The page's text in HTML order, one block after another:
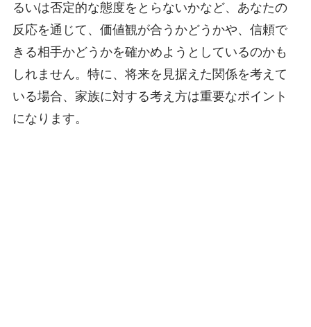
るいは否定的な態度をとらないかなど、あなたの
反応を通じて、価値観が合うかどうかや、信頼で
きる相手かどうかを確かめようとしているのかも
しれません。特に、将来を見据えた関係を考えて
いる場合、家族に対する考え方は重要なポイント
になります。